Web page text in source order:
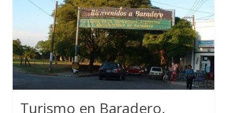
Turismo en Baradero,